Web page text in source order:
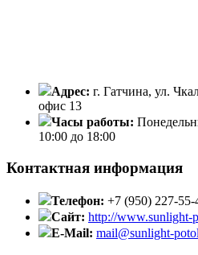
Адрес: г. Гатчина, ул.
офис 13
Часы работы:
10:00 до 18:00
Контактная информация
Телефон: +7 (950) 227-55-
Сайт: http://www.sunlight-
E-Mail: mail@sunlight-